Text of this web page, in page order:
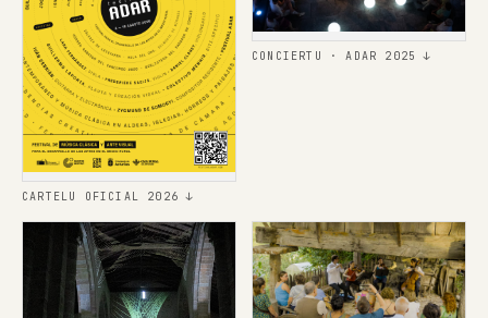
CARTELU OFICIAL 2026 ↓
CONCIERTU · ADAR 2025 ↓